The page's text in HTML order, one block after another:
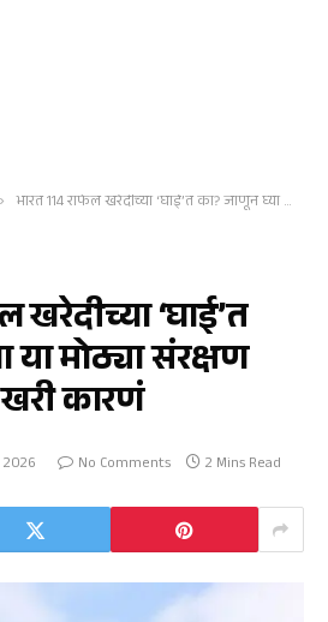
भारत 114 राफेल खरेदीच्या ‘घाई’त का? जाणून घ्या या मोठ्या संरक्षण निर्णयामागची खरी कारणं
खरेदीच्या ‘घाई’त
या मोठ्या संरक्षण
खरी कारणं
No Comments 2 Mins Read